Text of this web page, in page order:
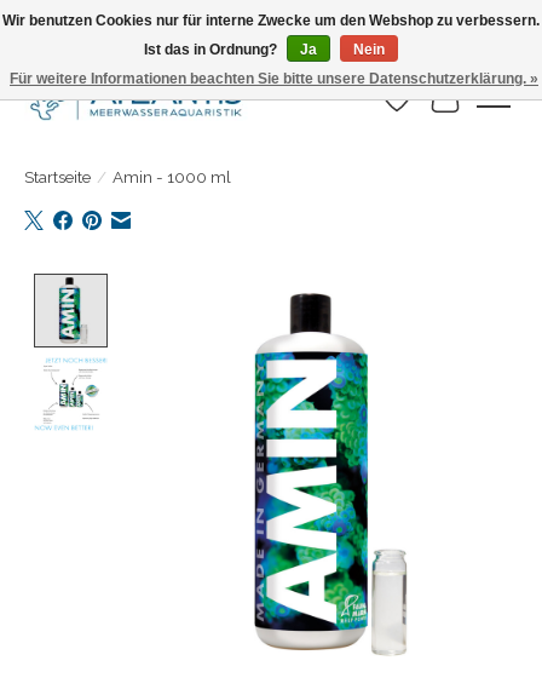
Täglicher Versand. Bestelle bis 15.00 Uhr
Wunschzettel
Ihr
Startseite / Amin - 1000 ml
Wir benutzen Cookies nur für interne Zwecke um den Webshop zu verbessern.
Ist das in Ordnung?
Ja
Nein
Für weitere Informationen beachten Sie bitte unsere Datenschutzerklärung. »